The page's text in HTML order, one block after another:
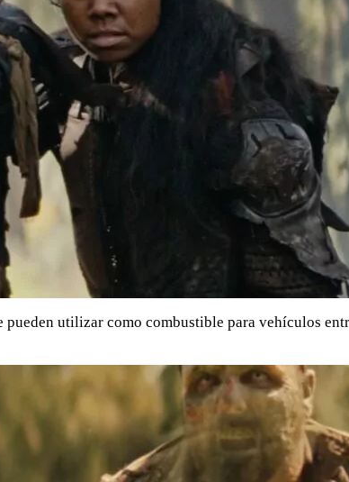
utilizar como combustible para vehículos